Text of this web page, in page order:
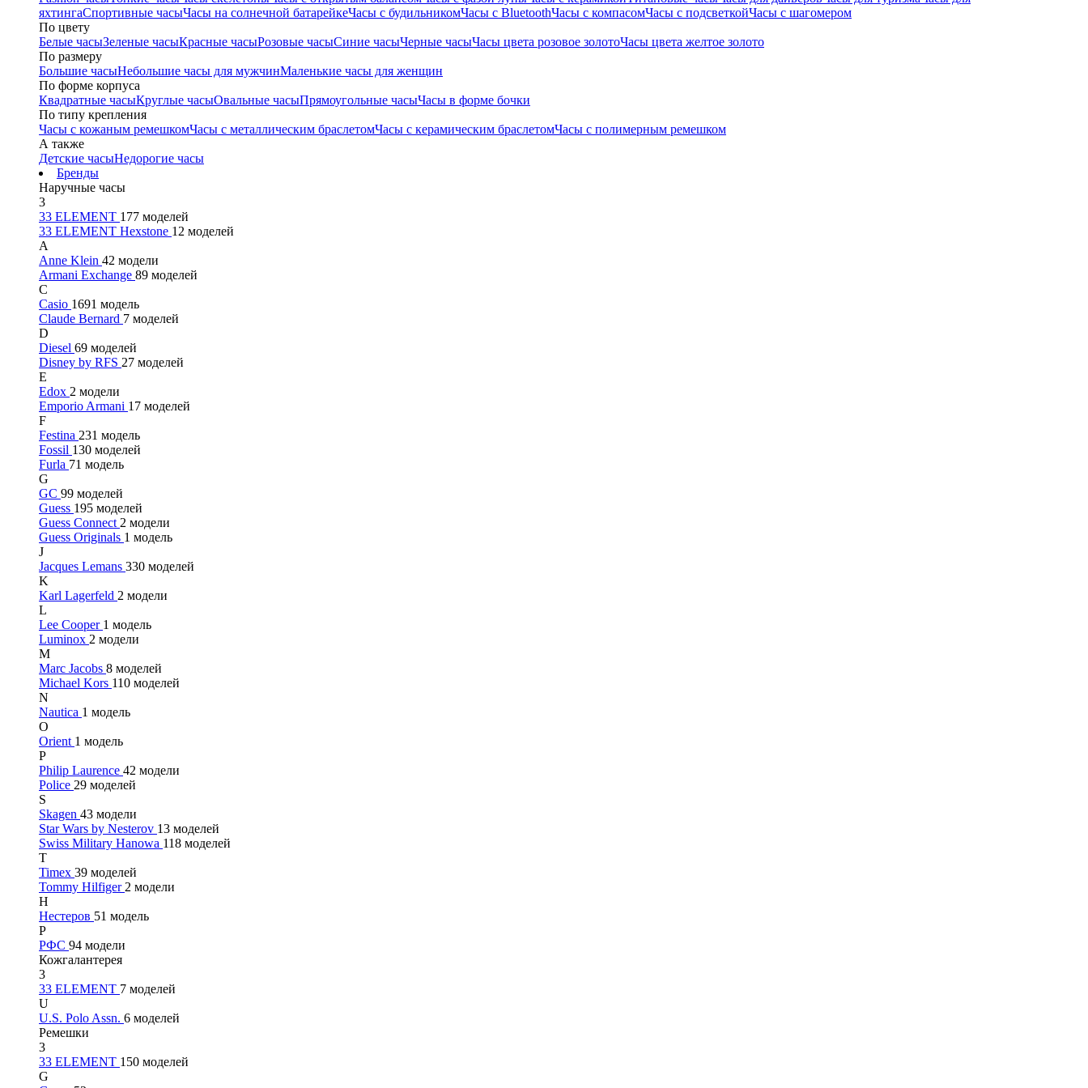
яхтингаСпортивные часыЧасы на солнечной батарейкеЧасы с будильникомЧасы с BluetoothЧасы с компасомЧасы с подсветкойЧасы с шагомером
По цвету
Белые часыЗеленые часыКрасные часыРозовые часыСиние часыЧерные часыЧасы цвета розовое золотоЧасы цвета желтое золото
По размеру
Большие часыНебольшие часы для мужчинМаленькие часы для женщин
По форме корпуса
Квадратные часыКруглые часыОвальные часыПрямоугольные часыЧасы в форме бочки
По типу крепления
Часы с кожаным ремешкомЧасы с металлическим браслетомЧасы с керамическим браслетомЧасы с полимерным ремешком
А также
Детские часыНедорогие часы
Бренды
Наручные часы
3
33 ELEMENT 177 моделей
33 ELEMENT Hexstone 12 моделей
A
Anne Klein 42 модели
Armani Exchange 89 моделей
C
Casio 1691 модель
Claude Bernard 7 моделей
D
Diesel 69 моделей
Disney by RFS 27 моделей
E
Edox 2 модели
Emporio Armani 17 моделей
F
Festina 231 модель
Fossil 130 моделей
Furla 71 модель
G
GC 99 моделей
Guess 195 моделей
Guess Connect 2 модели
Guess Originals 1 модель
J
Jacques Lemans 330 моделей
K
Karl Lagerfeld 2 модели
L
Lee Cooper 1 модель
Luminox 2 модели
M
Marc Jacobs 8 моделей
Michael Kors 110 моделей
N
Nautica 1 модель
O
Orient 1 модель
P
Philip Laurence 42 модели
Police 29 моделей
S
Skagen 43 модели
Star Wars by Nesterov 13 моделей
Swiss Military Hanowa 118 моделей
T
Timex 39 моделей
Tommy Hilfiger 2 модели
Н
Нестеров 51 модель
Р
РФС 94 модели
Кожгалантерея
3
33 ELEMENT 7 моделей
U
U.S. Polo Assn. 6 моделей
Ремешки
3
33 ELEMENT 150 моделей
G